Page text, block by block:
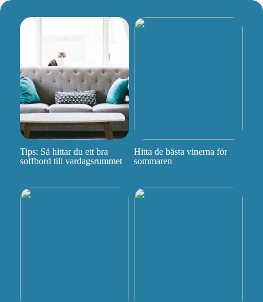
Tips: Så hittar du ett bra
soffbord till vardagsrummet
Hitta de bästa vinerna för
sommaren